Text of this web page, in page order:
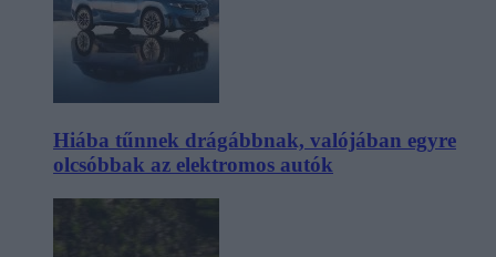
Hiába tűnnek drágábbnak, valójában egyre
olcsóbbak az elektromos autók